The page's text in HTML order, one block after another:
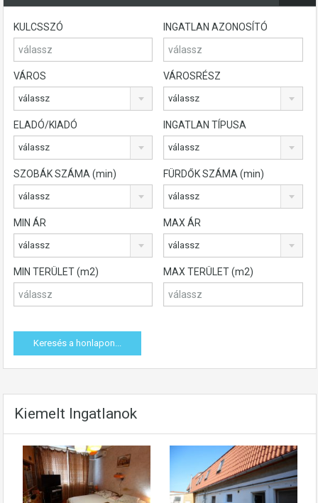
KULCSSZÓ INGATLAN AZONOSÍTÓ
VÁROS
válassz
VÁROSRÉSZ
válassz
ELADÓ/KIADÓ
válassz
INGATLAN TÍPUSA
válassz
SZOBÁK SZÁMA (min)
válassz
FÜRDŐK SZÁMA (min)
válassz
MIN ÁR
válassz
MAX ÁR
válassz
MIN TERÜLET (m2) MAX TERÜLET (m2)
Kiemelt Ingatlanok